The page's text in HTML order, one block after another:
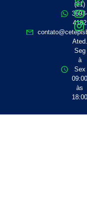
(21)
4182
Ated.
Seg
à
Sex
às